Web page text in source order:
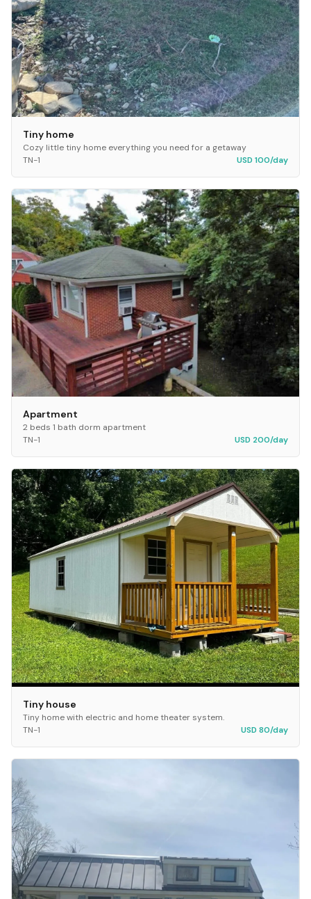
Tiny home
Cozy little tiny home everything you need for a getaway
TN-1
USD 100/day
Apartment
2 beds 1 bath dorm apartment
TN-1
USD 200/day
Tiny house
Tiny home with electric and home theater system.
TN-1
USD 80/day